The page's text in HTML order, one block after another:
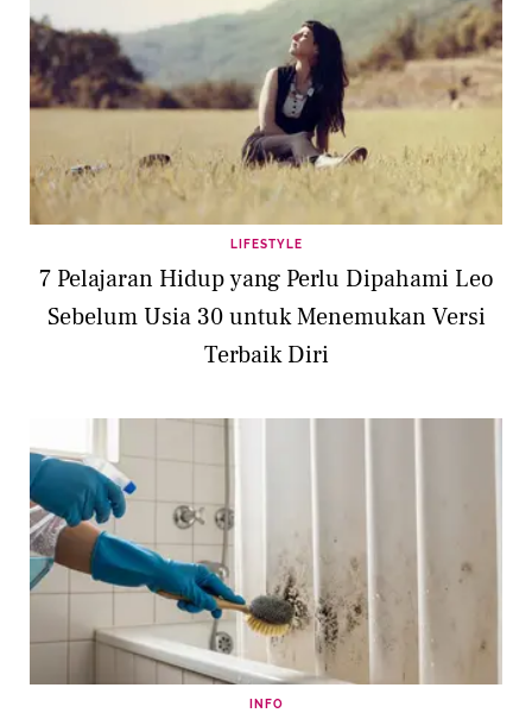
LIFESTYLE
7 Pelajaran Hidup yang Perlu Dipahami Leo
Sebelum Usia 30 untuk Menemukan Versi
Terbaik Diri
INFO